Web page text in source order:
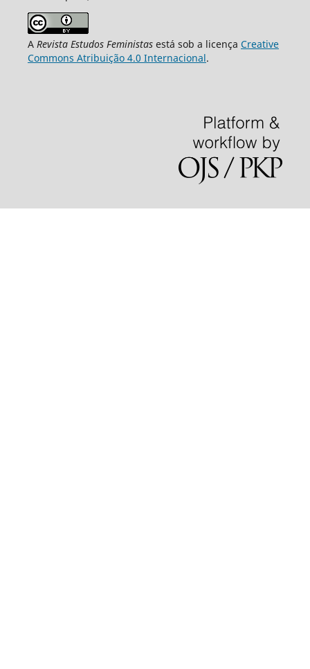
A Revista Estudos Feministasestá sob a licença Creative
Commons Atribuição 4.0 Internacional.